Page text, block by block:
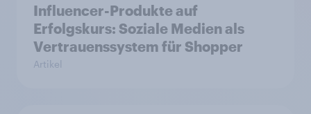
Influencer-Produkte auf
Erfolgskurs: Soziale Medien als
Vertrauenssystem für Shopper
Artikel